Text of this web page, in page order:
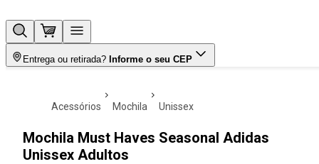
Entrega ou retirada? Informe o seu CEP
acessórios mochila unissex
Mochila Must Haves Seasonal Adidas
Unissex Adultos